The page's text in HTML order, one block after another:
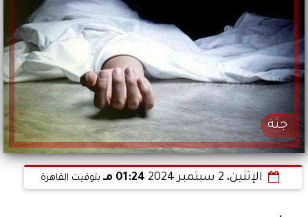
جثة
الإثنين، 2 سبتمبر 2024 01:24 مـ بتوقيت القاهرة